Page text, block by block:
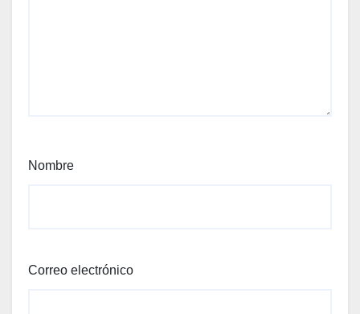
Nombre
Correo electrónico